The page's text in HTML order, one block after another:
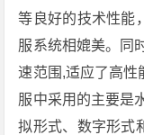
等良好的技术性能
服系统相媲美。同
速范围,适应了高性
服中采用的主要是
拟形式、数字形式